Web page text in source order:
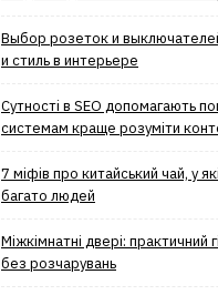
Выбор розеток и
и стиль в интерьере
Сутності в SEO допомагають
системам краще розуміти
7 міфів про китайський чай, у
багато людей
Міжкімнатні двері: практичний
без розчарувань